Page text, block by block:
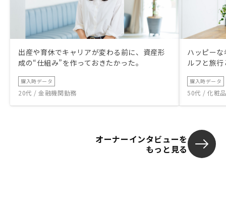
出産や育休でキャリアが変わる前に、資産形
成の“仕組み”を作っておきたかった。
購入時データ
20代 / 金融機関勤務
ハッピー
ルフと旅
購入時データ
50代 / 化粧
オーナーインタビューを
もっと見る